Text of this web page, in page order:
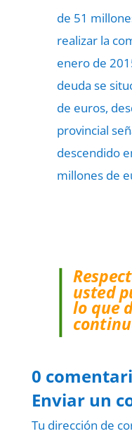
de 51
realizar la
enero de
deuda se
de euros,
provincial
descendido
millones de
usted
lo que
0
Enviar un
Tu dirección de